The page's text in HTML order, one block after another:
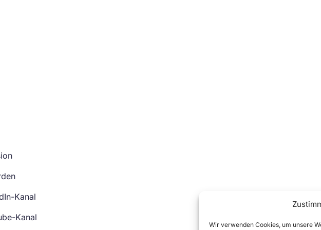
Wir verwenden Cookies, um unsere
Kanal
Kanal